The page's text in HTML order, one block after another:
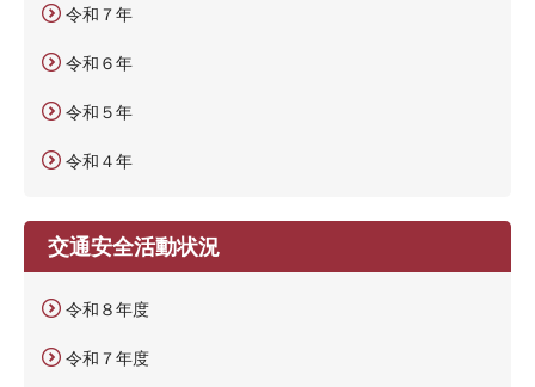
令和７年
令和６年
令和５年
令和４年
交通安全活動状況
令和８年度
令和７年度